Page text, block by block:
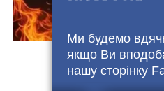
Ми будемо
якщо Ви
нашу сторінку